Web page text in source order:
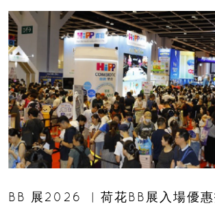
BB 展2026 ︳荷花BB展入場優